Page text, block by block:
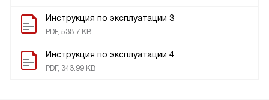
Инструкция по эксплуатации 3
PDF, 538.7 KB
Инструкция по эксплуатации 4
PDF, 343.99 KB